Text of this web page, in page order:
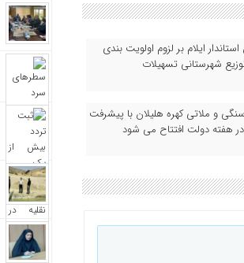
ایلام بر لزوم اولویت‌ بندی
شهرستانی تسهیلات
و ملاتی کهره هلیلان با پیشرفت